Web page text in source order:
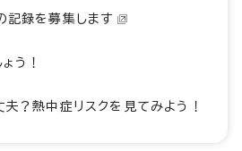
記録を募集します
う！
？熱中症リスクを見てみよう！